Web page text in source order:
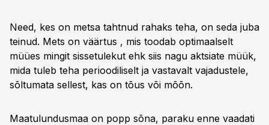
Need, kes on metsa tahtnud rahaks teha, on seda juba
teinud. Mets on väärtus , mis toodab optimaalselt
müües mingit sissetulekut ehk siis nagu aktsiate müük,
mida tuleb teha perioodiliselt ja vastavalt vajadustele,
sõltumata sellest, kas on tõus või mõõn.
Maatulundusmaa on popp sõna, paraku enne vaadati